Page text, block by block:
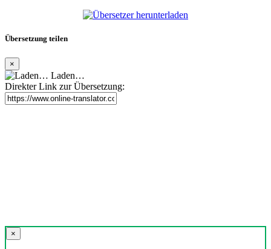
Übersetzung teilen
×
Laden…
Direkter Link zur Übersetzung:
×